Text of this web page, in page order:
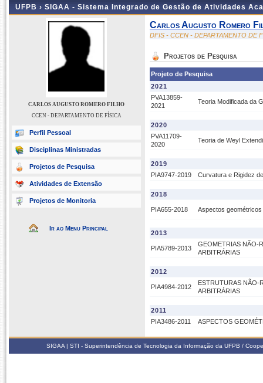
UFPB › SIGAA - Sistema Integrado de Gestão de Atividades
CARLOS AUGUSTO ROMERO FILHO
CCEN - DEPARTAMENTO DE FÍSICA
Perfil Pessoal
Disciplinas Ministradas
Projetos de Pesquisa
Atividades de Extensão
Projetos de Monitoria
Ir ao Menu Principal
Carlos Augusto Romero
DFIS - CCEN - DEPARTAMENTO DE
Projetos de Pesquisa
Projeto de Pesquisa
2021
PVA13859-
2021
Teoria Modificada da
2020
PVA11709-
2020
Teoria de Weyl
2019
PIA9747-2019
Curvatura e Rigidez
2018
PIA655-2018 Aspectos
2013
PIA5789-2013
GEOMETRIAS NÃO-
ARBITRÁRIAS
2012
PIA4984-2012
ESTRUTURAS NÃO-
ARBITRÁRIAS
2011
PIA3486-2011
ASPECTOS
SIGAA | STI - Superintendência de Tecnologia da Informação da UFPB /